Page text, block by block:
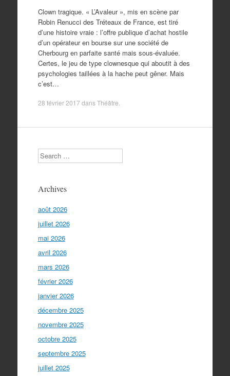
Clown tragique. « L’Avaleur », mis en scène par
Robin Renucci des Tréteaux de France, est tiré
d’une histoire vraie : l’offre publique d’achat hostile
d’un opérateur en bourse sur une société de
Cherbourg en parfaite santé mais sous-évaluée.
Certes, le jeu de type clownesque qui aboutit à des
psychologies taillées à la hache peut gêner. Mais
c’est…
28 février 2017 dansThéâtre
Search
Archives
août 2026
juillet 2026
mai 2026
avril 2026
mars 2026
février 2026
janvier 2026
décembre 2025
novembre 2025
octobre 2025
septembre 2025
juillet 2025